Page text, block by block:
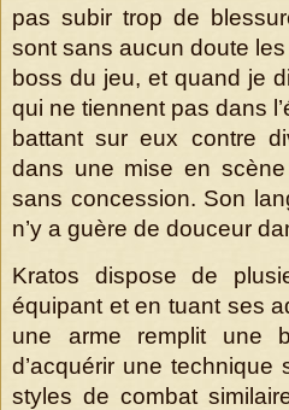
pas subir trop de
sont sans aucun doute
boss du jeu, et quand je
qui ne tiennent pas dans
battant sur eux contre
dans une mise en
sans concession. Son
n’y a guère de douceur
Kratos dispose de
équipant et en tuant ses
une arme remplit une
d’acquérir une
styles de combat